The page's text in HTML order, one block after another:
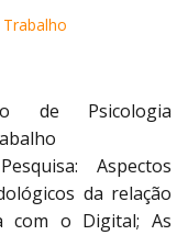
de Psicologia
Aspectos
da relação
com o Digital; As